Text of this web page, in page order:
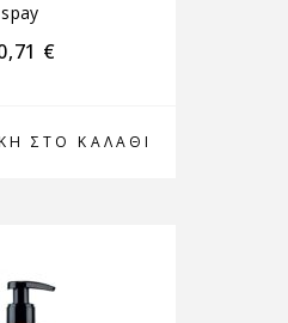
ΣΤΟ ΚΑΛΆΘΙ
spay
€